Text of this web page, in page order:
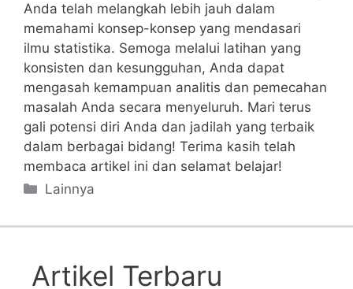
‍Anda telah melangkah lebih jauh‌ dalam
⁣memahami konsep-konsep yang ‍mendasari
ilmu ‍statistika. Semoga melalui latihan yang
konsisten ⁣dan kesungguhan,⁢ Anda dapat
mengasah kemampuan⁤ analitis dan pemecahan
masalah Anda secara menyeluruh. Mari terus​
gali potensi ⁤diri Anda ​dan jadilah yang terbaik
dalam berbagai ⁣bidang! Terima ⁣kasih telah
‌membaca ⁣artikel ini ⁣dan selamat belajar!
Categories
Lainnya
Artikel Terbaru